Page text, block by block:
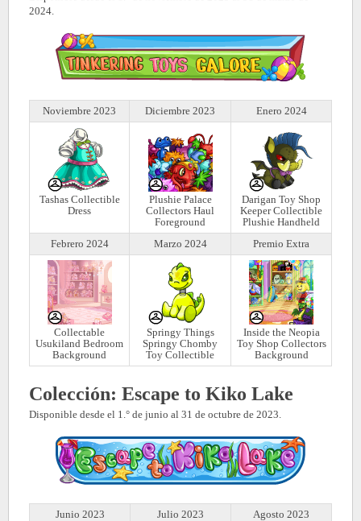
2024.
Noviembre 2023 Diciembre 2023 Enero 2024
Tashas Collectible
Dress
Plushie Palace
Collectors Haul
Foreground
Darigan Toy Shop
Keeper Collectible
Plushie Handheld
Febrero 2024
Marzo 2024 Premio Extra
Collectable
Usukiland Bedroom
Background
Springy Things
Springy Chomby
Toy Collectible
Inside the Neopia
Toy Shop Collectors
Background
Colección: Escape to Kiko Lake
Disponible desde el 1.° de junio al 31 de octubre de 2023.
Junio 2023 Julio 2023 Agosto 2023